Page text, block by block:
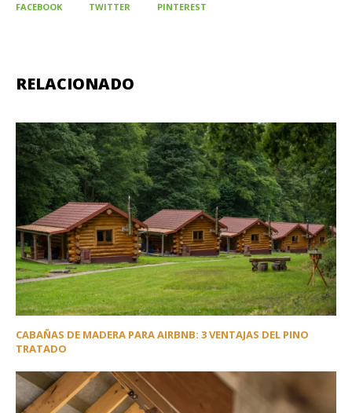
FACEBOOK TWITTER PINTEREST
RELACIONADO
CABAÑAS DE MADERA PARA AIRBNB: 3 VENTAJAS DEL PINO
TRATADO